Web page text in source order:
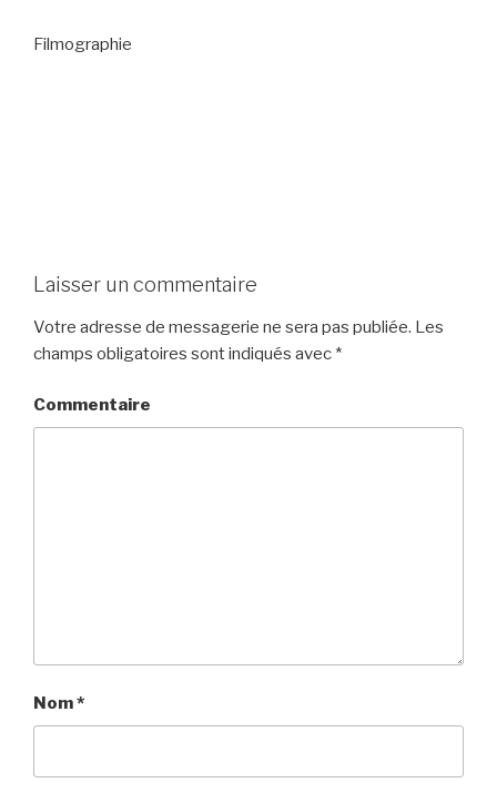
Filmographie
Laisser un commentaire
Votre adresse de messagerie ne sera pas publiée. Les
champs obligatoires sont indiqués avec *
Commentaire
Nom*